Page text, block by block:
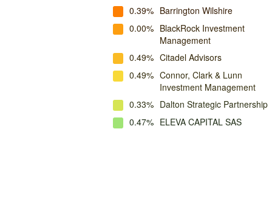
0.39% Barrington Wilshire
0.00% BlackRock Investment
Management
0.49% Citadel Advisors
0.49% Connor, Clark & Lunn
Investment Management
0.33% Dalton Strategic Partnership
0.47% ELEVA CAPITAL SAS